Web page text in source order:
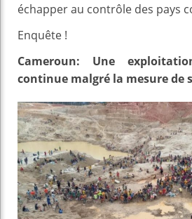
échapper au contrôle des pays
Enquête !
Cameroun: Une
continue malgré la mesure de